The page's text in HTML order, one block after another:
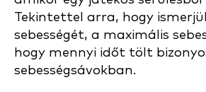
Tekintettel arra, hogy
sebességét, a maximális
hogy mennyi időt tölt
sebességsávokban.